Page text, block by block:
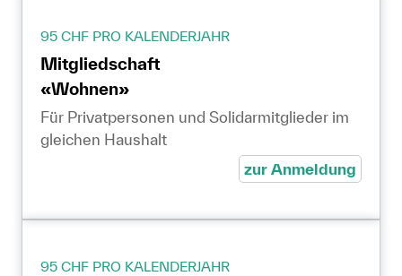
95 CHF PRO KALENDERJAHR
Mitgliedschaft
«Wohnen»
Für Privatpersonen und Solidarmitglieder im
gleichen Haushalt
zur Anmeldung
95 CHF PRO KALENDERJAHR